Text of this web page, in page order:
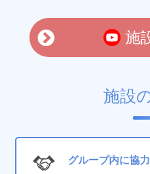
施
施設
グループ内に協